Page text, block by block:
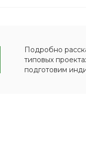
Подробно
типовых
подготовим